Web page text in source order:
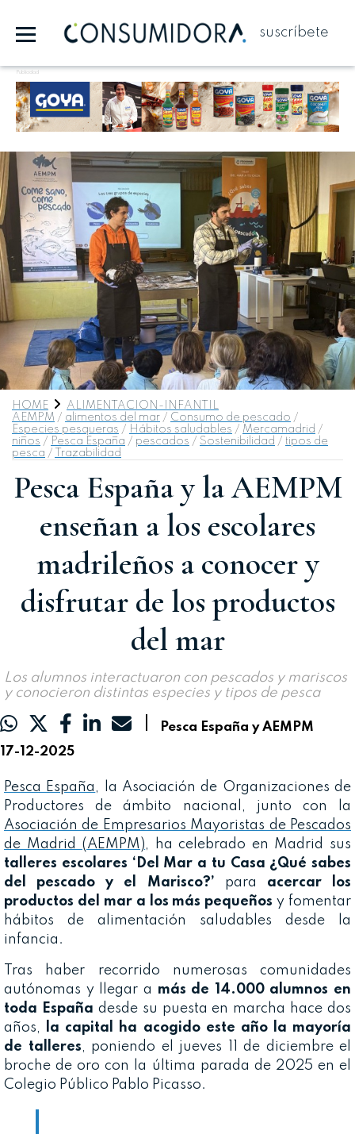
suscríbete
Publicidad
HOME
ALIMENTACION-INFANTIL
AEMPM / alimentos del mar / Consumo de pescado /
Especies pesqueras / Hábitos saludables / Mercamadrid /
niños / Pesca España / pescados / Sostenibilidad / tipos de
pesca / Trazabilidad
Pesca España y la AEMPM
enseñan a los escolares
madrileños a conocer y
disfrutar de los productos
del mar
Los alumnos interactuaron con pescados y mariscos
y conocieron distintas especies y tipos de pesca
Pesca España y AEMPM
17-12-2025
Pesca España , la Asociación de Organizaciones de
Productores de ámbito nacional, junto con la
Asociación de Empresarios Mayoristas de Pescados
de Madrid (AEMPM), ha celebrado en Madrid sus
talleres escolares ‘Del Mar a tu Casa ¿Qué sabes
del pescado y el Marisco?’ para acercar los
productos del mar a los más pequeños y fomentar
hábitos de alimentación saludables desde la
infancia.
Tras haber recorrido numerosas comunidades
autónomas y llegar a más de 14.000 alumnos en
toda España desde su puesta en marcha hace dos
años,
la capital ha acogido este año la mayoría
de talleres, poniendo el jueves 11 de diciembre el
broche de oro con la última parada de 2025 en el
Colegio Público Pablo Picasso.